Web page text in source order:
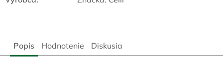
Popis Hodnotenie Diskusia